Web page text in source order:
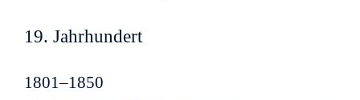
19. Jahrhundert
1801–1850